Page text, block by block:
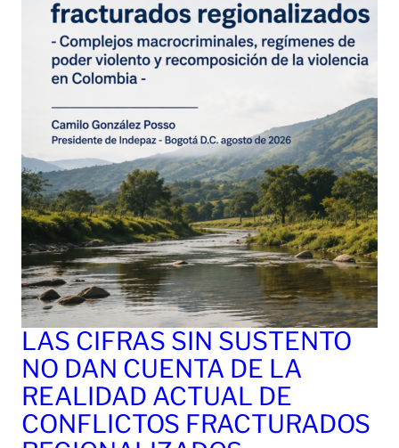
LAS CIFRAS SIN SUSTENTO
NO DAN CUENTA DE LA
REALIDAD ACTUAL DE
CONFLICTOS FRACTURADOS